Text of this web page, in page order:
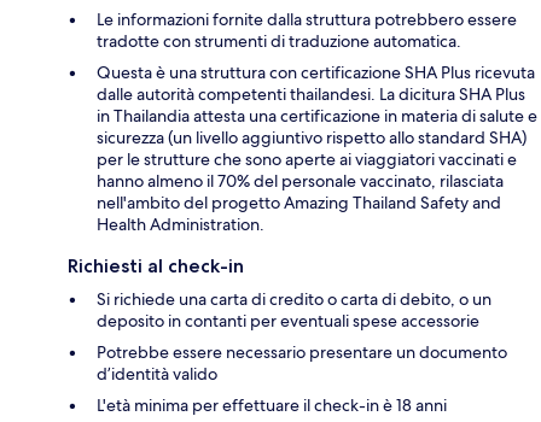
Le informazioni fornite dalla struttura potrebbero essere
tradotte con strumenti di traduzione automatica.
Questa è una struttura con certificazione SHA Plus ricevuta
dalle autorità competenti thailandesi. La dicitura SHA Plus
in Thailandia attesta una certificazione in materia di salute e
sicurezza (un livello aggiuntivo rispetto allo standard SHA)
per le strutture che sono aperte ai viaggiatori vaccinati e
hanno almeno il 70% del personale vaccinato, rilasciata
nell'ambito del progetto Amazing Thailand Safety and
Health Administration.
Richiesti al check-in
Si richiede una carta di credito o carta di debito, o un
deposito in contanti per eventuali spese accessorie
Potrebbe essere necessario presentare un documento
d’identità valido
L'età minima per effettuare il check-in è 18 anni